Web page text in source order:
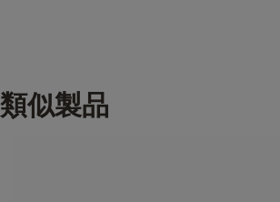
本体材質：
シャックルの材質：
類似製品